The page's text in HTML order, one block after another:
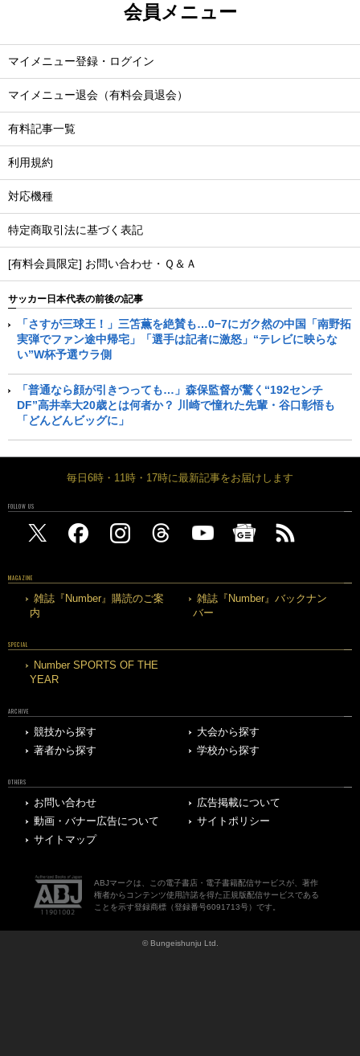
会員メニュー
マイメニュー登録・ログイン
マイメニュー退会（有料会員退会）
有料記事一覧
利用規約
対応機種
特定商取引法に基づく表記
[有料会員限定] お問い合わせ・Ｑ＆Ａ
サッカー日本代表の前後の記事
「さすが三球王！」三笘薫を絶賛も…0−7にガク然の中国「南野拓
実弾でファン途中帰宅」「選手は記者に激怒」“テレビに映らな
い”W杯予選ウラ側
「普通なら顔が引きつっても…」森保監督が驚く“192センチ
DF”高井幸大20歳とは何者か？ 川崎で憧れた先輩・谷口彰悟も
「どんどんビッグに」
毎日6時・11時・17時に最新記事をお届けします
FOLLOW US
MAGAZINE
雑誌『Number』購読のご案
内
雑誌『Number』バックナン
バー
SPECIAL
Number SPORTS OF THE
YEAR
ARCHIVE
競技から探す
大会から探す
著者から探す
学校から探す
OTHERS
お問い合わせ
広告掲載について
動画・バナー広告について
サイトポリシー
サイトマップ
ABJマークは、この電子書店・電子書籍配信サービスが、著作
権者からコンテンツ使用許諾を得た正規版配信サービスである
ことを示す登録商標（登録番号6091713号）です。
© Bungeishunju Ltd.